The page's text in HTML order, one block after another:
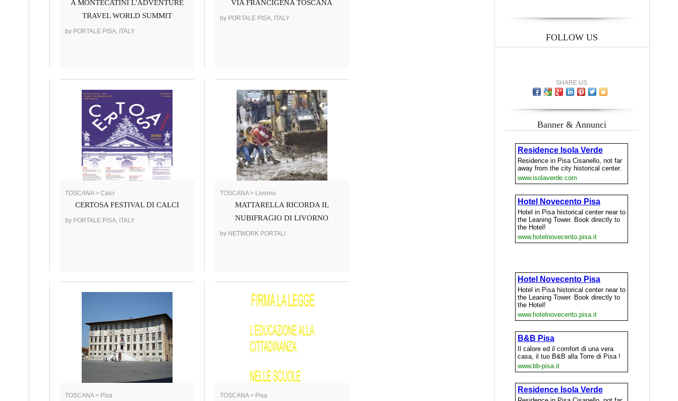
A MONTECATINI L'ADVENTURE
TRAVEL WORLD SUMMIT
by PORTALE PISA, ITALY
VIA FRANCIGENA TOSCANA
by PORTALE PISA, ITALY
TOSCANA > Calci
CERTOSA FESTIVAL DI CALCI
by PORTALE PISA, ITALY
TOSCANA > Livorno
MATTARELLA RICORDA IL
NUBIFRAGIO DI LIVORNO
by NETWORK PORTALI
TOSCANA > Pisa TOSCANA > Pisa
FOLLOW US
SHARE US
Banner & Annunci